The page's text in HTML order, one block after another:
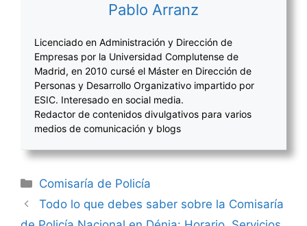
Pablo Arranz
Licenciado en Administración y Dirección de
Empresas por la Universidad Complutense de
Madrid, en 2010 cursé el Máster en Dirección de
Personas y Desarrollo Organizativo impartido por
ESIC. Interesado en social media.
Redactor de contenidos divulgativos para varios
medios de comunicación y blogs
Categorías
Comisaría de Policía
Navegación
de
Todo lo que debes saber sobre la Comisaría